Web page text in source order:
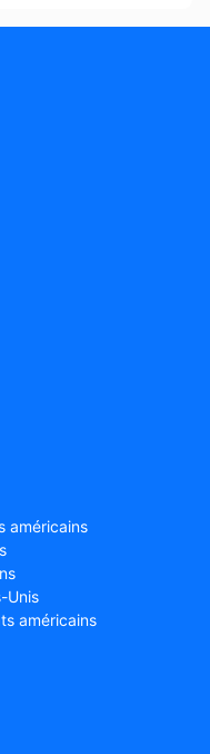
américains
Unis
américains